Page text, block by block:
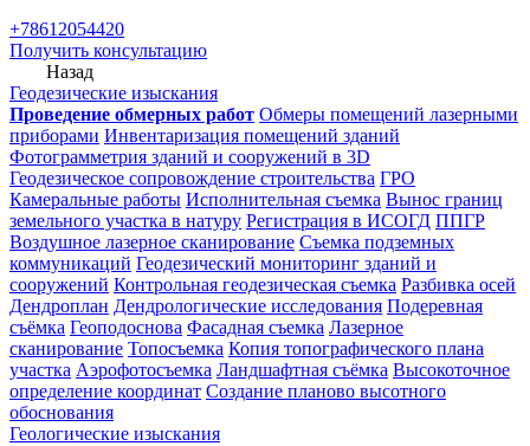
+78612054420
Получить консультацию
Назад
Геодезические изыскания
Проведение обмерных работ Обмеры помещений лазерными
приборами Инвентаризация помещений зданий
Фотограмметрия зданий и сооружений в 3D
Геодезическое сопровождение строительства ГРО
Камеральные работы Исполнительная съемка Вынос границ
земельного участка в натуру Регистрация в ИСОГД ППГР
Воздушное лазерное сканирование Съемка подземных
коммуникаций Геодезический мониторинг зданий и
сооружений Контрольная геодезическая съемка Разбивка осей
Дендроплан Дендрологические исследования Подеревная
съёмка Геоподоснова Фасадная съемка Лазерное
сканирование Топосъемка Копия топографического плана
участка Аэрофотосъемка Ландшафтная съёмка Высокоточное
определение координат Создание планово высотного
обоснования
Геологические изыскания